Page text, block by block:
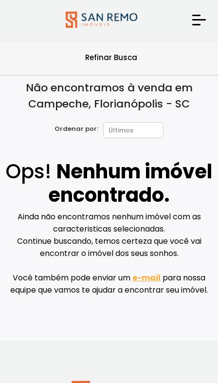
Refinar Busca
Não encontramos à venda em
Campeche, Florianópolis - SC
Ordenar por:
Ops! Nenhum imóvel
encontrado.
Ainda não encontramos nenhum imóvel com as
caracteristicas selecionadas.
Continue buscando, temos certeza que você vai
encontrar o imóvel dos seus sonhos.
Você também pode enviar um e-mail para nossa
equipe que vamos te ajudar a encontrar seu imóvel.